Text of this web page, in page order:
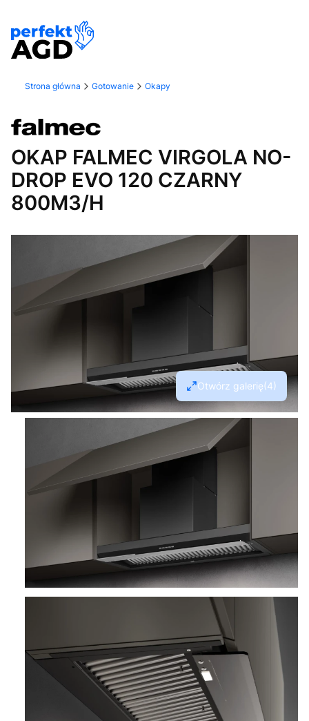
Strona główna Gotowanie Okapy
Otwórz galerię(4)
OKAP FALMEC VIRGOLA NO-
DROP EVO 120 CZARNY
800M3/H